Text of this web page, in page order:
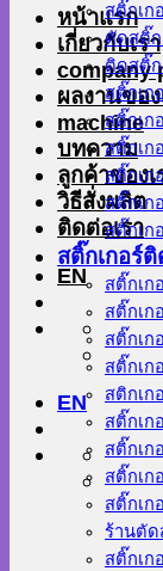
หน้าแรก
เกี่ยวกับเรา
company
ผลงานของ
machine
บทความ
ลูกค้าของเ
วิธีสั่งผลิต
ติดต่อเรา
EN
EN
สติ๊กเก
ตัดสติ๊ก
ติดสติ๊ก
สติ๊กเก
สติ๊กเก
สติ๊กเก
สติ๊กเก
สติ๊กเก
สติ๊กเก
สติ๊กเกอร์
สติ๊กเก
สติ๊กเ
สติ๊กเก
สติ๊กเก
สติกเก
สติ๊กเ
สติ๊กเก
สติ๊กเก
สติ๊กเก
ร้านตัด
สติ๊กเก